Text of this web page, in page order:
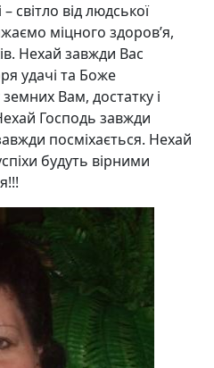
світло від людської
міцного здоров’я,
Нехай завжди Вас
удачі та Боже
Вам, достатку і
Господь завжди
посміхається. Нехай
будуть вірними